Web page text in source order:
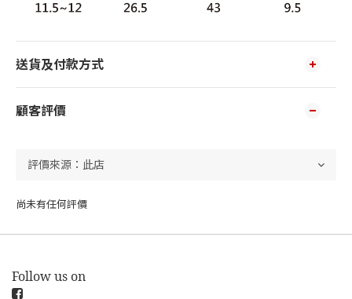
送貨及付款方式
顧客評價
尚未有任何評價
Follow us on